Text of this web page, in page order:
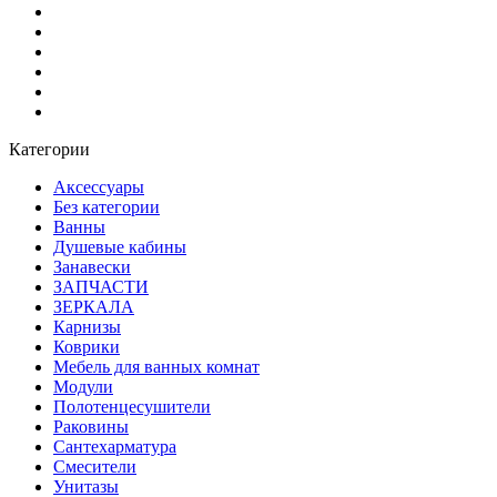
Категории
Аксессуары
Без категории
Ванны
Душевые кабины
Занавески
ЗАПЧАСТИ
ЗЕРКАЛА
Карнизы
Коврики
Мебель для ванных комнат
Модули
Полотенцесушители
Раковины
Сантехарматура
Смесители
Унитазы